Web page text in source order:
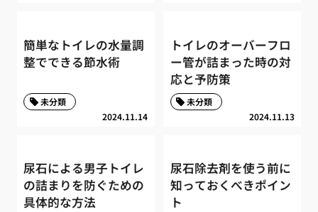
簡単なトイレの水量調
整でできる節水術
2024.11.14
未分類
トイレのオーバーフロ
ー管が詰まった時の対
応と予防策
2024.11.13
未分類
尿石による男子トイレ
の詰まりを防ぐための
具体的な方法
尿石除去剤を使う前に
知っておくべきポイン
ト